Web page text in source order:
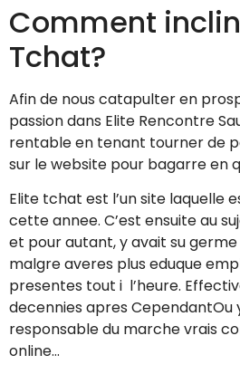
Comment
Tchat?
Afin de nous catapulter en
passion dans Elite Rencontre
rentable en tenant tourner de
sur le website pour bagarre en
Elite tchat est l’un site laquelle
cette annee. C’est ensuite au
et pour autant, y avait su
malgre averes plus eduque
presentes tout i l’heure.
decennies apres CependantOu
responsable du marche vrais
online…